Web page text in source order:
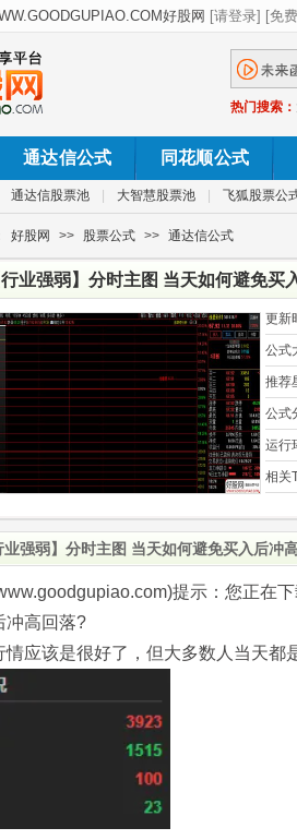
热门搜索：
通达信公式 同花顺公式
通达信股票池 大智慧股票池 飞狐股票公
好股网 >> 股票公式 >> 通达信公式
业强弱】分时主图 当天如何避免买
更新
公式
推荐
公式
运行
相关
业强弱】分时主图 当天如何避免买入后冲
提示：您正在
冲高回落?
情应该是很好了，但大多数人当天都